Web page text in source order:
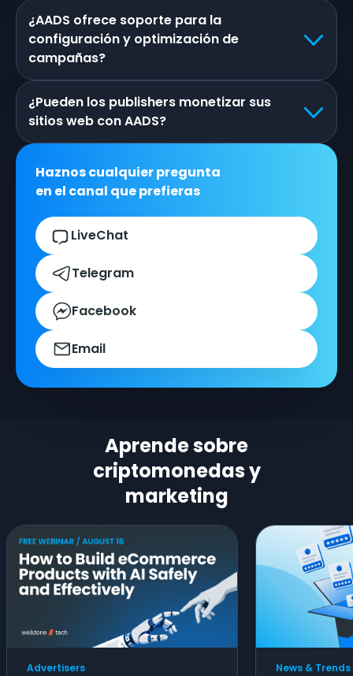
¿AADS ofrece soporte para la
configuración y optimización de
campañas?
¿Pueden los publishers monetizar sus
sitios web con AADS?
Haznos cualquier pregunta
en el canal que prefieras
LiveChat
Telegram
Facebook
Email
Aprende sobre
criptomonedas y
marketing
Advertisers News & Trends